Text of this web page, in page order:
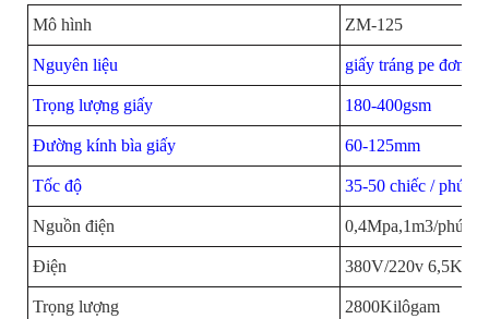
Mô hình ZM-125
Nguyên liệu giấy tráng pe đơn
Trọng lượng giấy 180-400gsm
Đường kính bìa giấy 60-125mm
Tốc độ 35-50 chiếc / phút
Nguồn điện 0,4Mpa,1m3/phút
Điện 380V/220v 6,5KW
Trọng lượng 2800Kilôgam